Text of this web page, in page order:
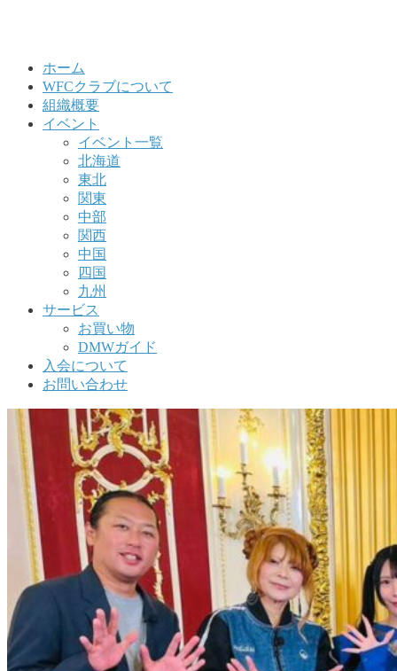
ホーム
WFCクラブについて
組織概要
イベント
イベント一覧
北海道
東北
関東
中部
関西
中国
四国
九州
サービス
お買い物
DMWガイド
入会について
お問い合わせ